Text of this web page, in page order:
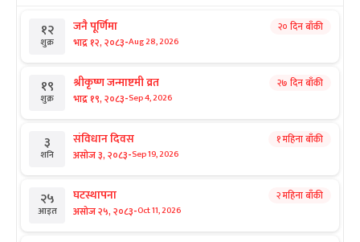
१२
शुक्र
जनै पूर्णिमा
भाद्र १२, २०८३-Aug 28, 2026
२० दिन बाँकी
१९
शुक्र
श्रीकृष्ण जन्माष्टमी व्रत
भाद्र १९, २०८३-Sep 4, 2026
२७ दिन बाँकी
३
शनि
संविधान दिवस
असोज ३, २०८३-Sep 19, 2026
१ महिना बाँकी
२५
आइत
घटस्थापना
असोज २५, २०८३-Oct 11, 2026
२ महिना बाँकी